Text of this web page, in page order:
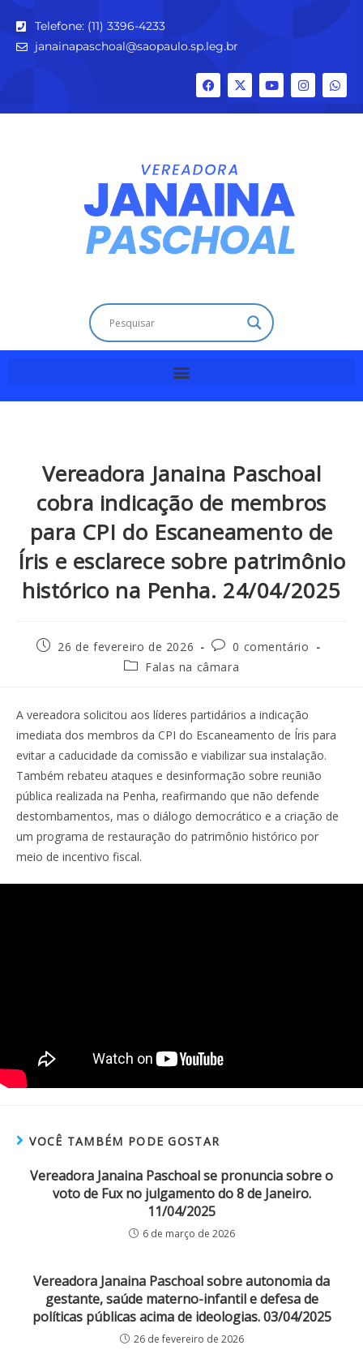
Telefone: (11) 3396-4233
janainapaschoal@saopaulo.sp.leg.br
Vereadora Janaina Paschoal
cobra indicação de membros
para CPI do Escaneamento de
Íris e esclarece sobre patrimônio
histórico na Penha. 24/04/2025
26 de fevereiro de 2026
0 comentário
Falas na câmara
A vereadora solicitou aos líderes partidários a indicação
imediata dos membros da CPI do Escaneamento de Íris para
evitar a caducidade da comissão e viabilizar sua instalação.
Também rebateu ataques e desinformação sobre reunião
pública realizada na Penha, reafirmando que não defende
destombamentos, mas o diálogo democrático e a criação de
um programa de restauração do patrimônio histórico por
meio de incentivo fiscal.
VOCÊ TAMBÉM PODE GOSTAR
Vereadora Janaina Paschoal se pronuncia sobre o
voto de Fux no julgamento do 8 de Janeiro.
11/04/2025
6 de março de 2026
Vereadora Janaina Paschoal sobre autonomia da
gestante, saúde materno-infantil e defesa de
políticas públicas acima de ideologias. 03/04/2025
26 de fevereiro de 2026